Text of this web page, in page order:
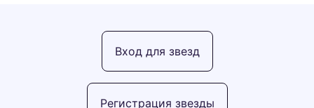
Регистрация звезды
Вход для звезд